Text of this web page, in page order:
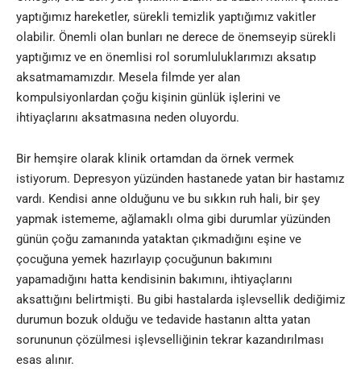
yaptığımız hareketler, sürekli temizlik yaptığımız vakitler
olabilir. Önemli olan bunları ne derece de önemseyip sürekli
yaptığımız ve en önemlisi rol sorumluluklarımızı aksatıp
aksatmamamızdır. Mesela filmde yer alan
kompulsiyonlardan çoğu kişinin günlük işlerini ve
ihtiyaçlarını aksatmasına neden oluyordu.
Bir hemşire olarak klinik ortamdan da örnek vermek
istiyorum. Depresyon yüzünden hastanede yatan bir hastamız
vardı. Kendisi anne olduğunu ve bu sıkkın ruh hali, bir şey
yapmak istememe, ağlamaklı olma gibi durumlar yüzünden
günün çoğu zamanında yataktan çıkmadığını eşine ve
çocuğuna yemek hazırlayıp çocuğunun bakımını
yapamadığını hatta kendisinin bakımını, ihtiyaçlarını
aksattığını belirtmişti. Bu gibi hastalarda işlevsellik dediğimiz
durumun bozuk olduğu ve tedavide hastanın altta yatan
sorununun çözülmesi işlevselliğinin tekrar kazandırılması
esas alınır.